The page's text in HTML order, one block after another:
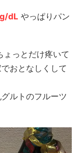
dL やっぱりパン
ょっとだけ疼いて
おとなしくして
ルトのフルーツ